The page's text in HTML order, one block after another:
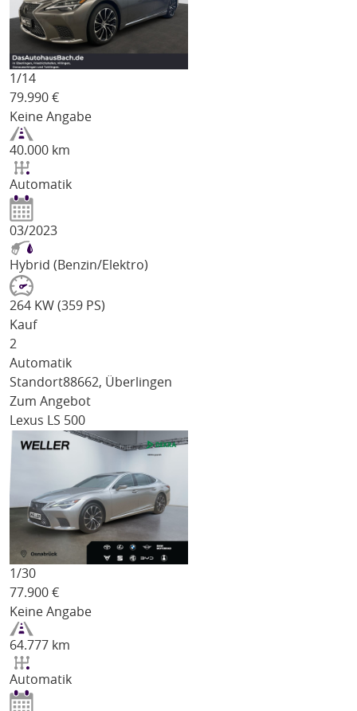
1/14
79.990 €
Keine Angabe
40.000 km
Automatik
03/2023
Hybrid (Benzin/Elektro)
264 KW (359 PS)
Kauf
2
Automatik
Standort88662, Überlingen
Zum Angebot
Lexus LS 500
1/30
77.900 €
Keine Angabe
64.777 km
Automatik